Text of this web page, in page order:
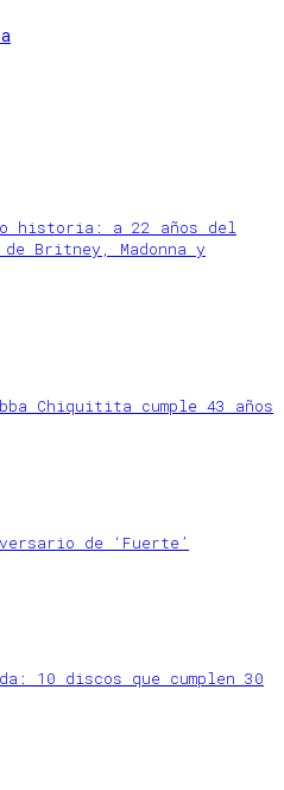
historia: a 22 años del
de Britney, Madonna y
Chiquitita cumple 43 años
de ‘Fuerte’
10 discos que cumplen 30